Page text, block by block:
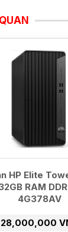
HP Elite
RAM
4G378AV
28,000,000